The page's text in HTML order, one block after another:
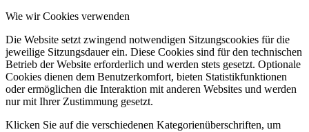
Wie wir Cookies verwenden
Die Website setzt zwingend notwendigen Sitzungscookies für die
jeweilige Sitzungsdauer ein. Diese Cookies sind für den technischen
Betrieb der Website erforderlich und werden stets gesetzt. Optionale
Cookies dienen dem Benutzerkomfort, bieten Statistikfunktionen
oder ermöglichen die Interaktion mit anderen Websites und werden
nur mit Ihrer Zustimmung gesetzt.
Klicken Sie auf die verschiedenen Kategorienüberschriften, um